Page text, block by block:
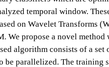
temporal window.
on Wavelet Transforms
We propose a novel
algorithm consists of a
parallelized. The training